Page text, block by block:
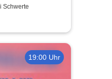
Schwerte
19:00 Uhr